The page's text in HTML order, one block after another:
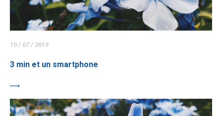
10 / 07 / 2019
3 min et un smartphone